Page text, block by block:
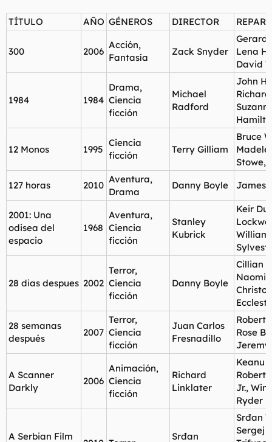
e
m
TÍTULO AÑO GÉNEROS DIRECTOR
300 2006
Acción,
Fantasía
Zack Snyder
Gerard
Lena
David
1984 1984
Drama,
Ciencia
ficción
Michael
Radford
John
12 Monos 1995
Ciencia
ficción
Terry Gilliam
Bruce
Stowe,
127 horas
2010
Aventura,
Drama
Danny Boyle James
2001: Una
odisea del
espacio
1968
Aventura,
Ciencia
ficción
Stanley
Kubrick
Keir
William
28 dias despues 2002
Terror,
Ciencia
ficción
Danny Boyle
Cillian
28 semanas
después
2007
Terror,
Ciencia
ficción
Juan Carlos
Fresnadillo
Robert
Rose
Jeremy
A Scanner
Darkly
2006
Animación,
Ciencia
ficción
Richard
Linklater
Keanu
Robert
Jr.,
Ryder
A Serbian Film
Srđan
Srđan
Sergej